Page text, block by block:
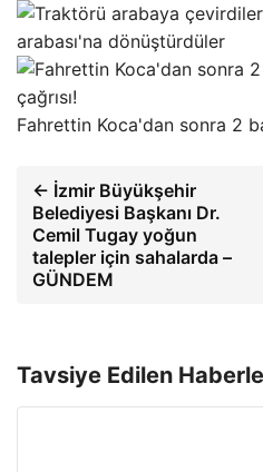
arabası'na dönüştürdüler
Fahrettin Koca'dan sonra 2
← İzmir Büyükşehir
Belediyesi Başkanı Dr.
Cemil Tugay yoğun
talepler için sahalarda –
GÜNDEM
Tavsiye Edilen